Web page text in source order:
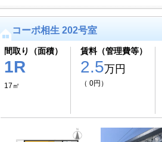
コーポ相生 202号室
間取り（面積）
1R
17㎡
賃料（管理費等）
2.5万円
（ 0円）